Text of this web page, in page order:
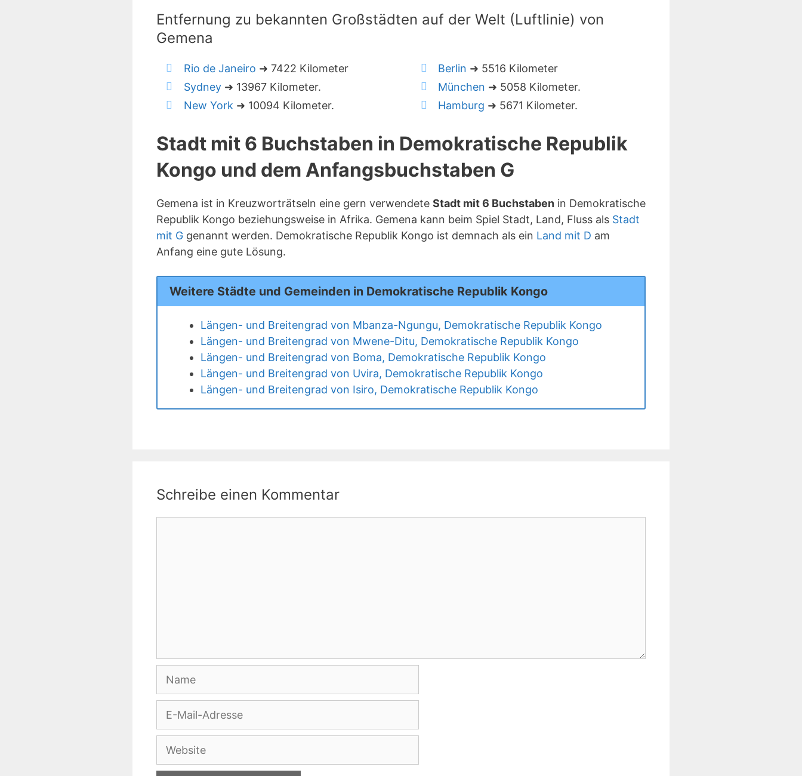
Entfernung zu bekannten Großstädten auf der Welt (Luftlinie) von
Gemena
Rio de Janeiro ➜ 7422 Kilometer
Sydney ➜ 13967 Kilometer.
New York ➜ 10094 Kilometer.
Berlin ➜ 5516 Kilometer
München ➜ 5058 Kilometer.
Hamburg ➜ 5671 Kilometer.
Stadt mit 6 Buchstaben in Demokratische Republik
Kongo und dem Anfangsbuchstaben G
Gemena ist in Kreuzworträtseln eine gern verwendete Stadt mit 6 Buchstaben in Demokratische
Republik Kongo beziehungsweise in Afrika. Gemena kann beim Spiel Stadt, Land, Fluss als Stadt
mit G genannt werden. Demokratische Republik Kongo ist demnach als ein Land mit D am
Anfang eine gute Lösung.
Weitere Städte und Gemeinden in Demokratische Republik Kongo
Längen- und Breitengrad von Mbanza-Ngungu, Demokratische Republik Kongo
Längen- und Breitengrad von Mwene-Ditu, Demokratische Republik Kongo
Längen- und Breitengrad von Boma, Demokratische Republik Kongo
Längen- und Breitengrad von Uvira, Demokratische Republik Kongo
Längen- und Breitengrad von Isiro, Demokratische Republik Kongo
Schreibe einen Kommentar
Adresse
Website